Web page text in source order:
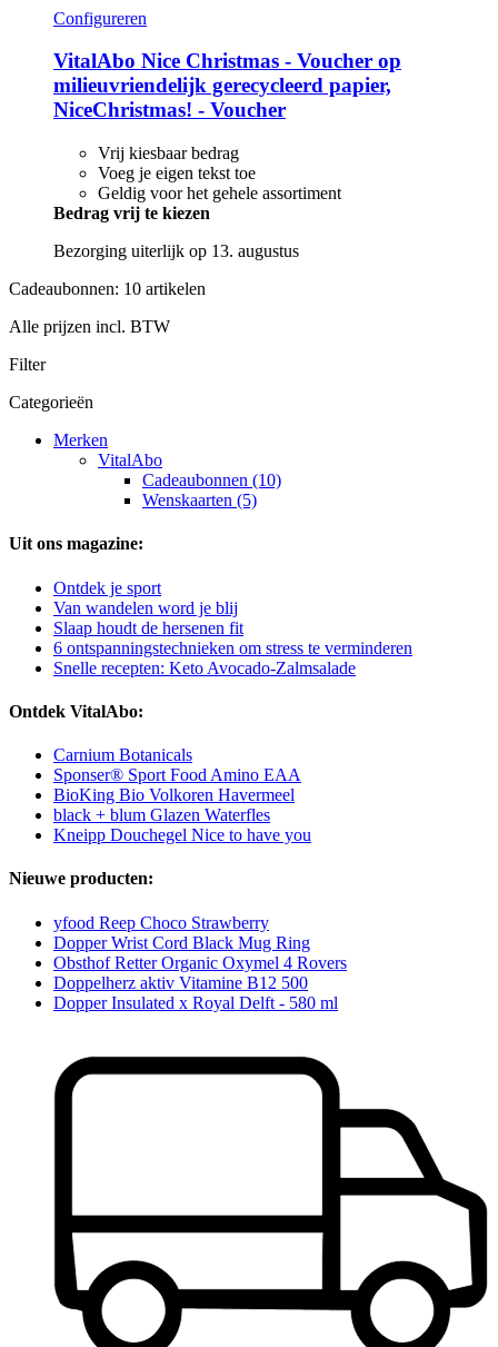
Configureren
VitalAbo Nice Christmas -​ Voucher op
milieuvriendelijk gerecycleerd papier,
NiceChristmas! -​ Voucher
Vrij kiesbaar bedrag
Voeg je eigen tekst toe
Geldig voor het gehele assortiment
Bedrag vrij te kiezen
Bezorging uiterlijk op 13. augustus
Cadeaubonnen: 10 artikelen
Alle prijzen incl. BTW
Filter
Categorieën
Merken
VitalAbo
Cadeaubonnen (10)
Wenskaarten (5)
Uit ons magazine:
Ontdek je sport
Van wandelen word je blij
Slaap houdt de hersenen fit
6 ontspanningstechnieken om stress te verminderen
Snelle recepten: Keto Avocado-Zalmsalade
Ontdek VitalAbo:
Carnium Botanicals
Sponser® Sport Food Amino EAA
BioKing Bio Volkoren Havermeel
black + blum Glazen Waterfles
Kneipp Douchegel Nice to have you
Nieuwe producten:
yfood Reep Choco Strawberry
Dopper Wrist Cord Black Mug Ring
Obsthof Retter Organic Oxymel 4 Rovers
Doppelherz aktiv Vitamine B12 500
Dopper Insulated x Royal Delft - 580 ml